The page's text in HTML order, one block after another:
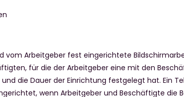
vom Arbeitgeber fest eingerichtete
für die der Arbeitgeber eine mit den
die Dauer der Einrichtung festgelegt hat. Ein
wenn Arbeitgeber und Beschäftigte die